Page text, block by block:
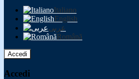
Italiano
English
عربى
Română
Accedi
Accedi